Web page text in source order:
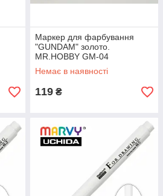
Маркер для фарбування
"GUNDAM" золото.
MR.HOBBY GM-04
Немає в наявності
119 ₴